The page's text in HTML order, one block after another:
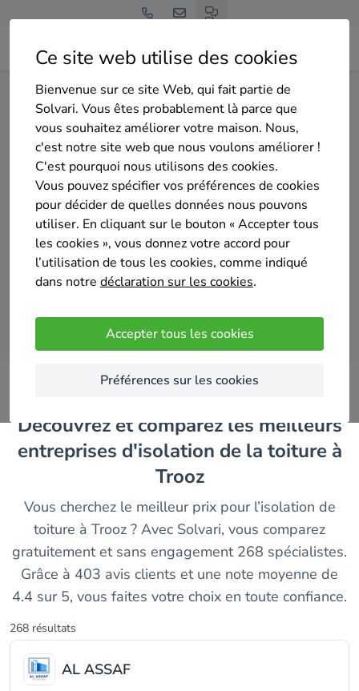
Ce site web utilise des cookies
Bienvenue sur ce site Web, qui fait partie de
Solvari. Vous êtes probablement là parce que
vous souhaitez améliorer votre maison. Nous,
c'est notre site web que nous voulons améliorer !
C'est pourquoi nous utilisons des cookies.
Vous pouvez spécifier vos préférences de cookies
pour décider de quelles données nous pouvons
utiliser. En cliquant sur le bouton « Accepter tous
les cookies », vous donnez votre accord pour
l’utilisation de tous les cookies, comme indiqué
dans notre déclaration sur les cookies.
Accepter tous les cookies
Préférences sur les cookies
Home Isolation de la toiture Liège Trooz
Gratuit et sans engagement
Top 20 des entreprises
d'isolation de la toiture à
Trooz
Comparer des devis
Découvrez et comparez les meilleurs
entreprises d'isolation de la toiture à
Trooz
Vous cherchez le meilleur prix pour l’isolation de
toiture à Trooz ? Avec Solvari, vous comparez
gratuitement et sans engagement 268 spécialistes.
Grâce à 403 avis clients et une note moyenne de
4.4 sur 5, vous faites votre choix en toute confiance.
268 résultats
AL ASSAF